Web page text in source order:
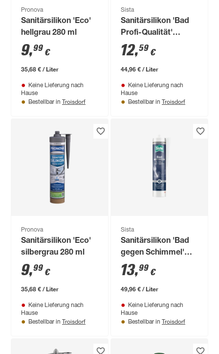
Pronova
Sanitärsilikon 'Eco'
hellgrau 280 ml
9,99 €
35,68 € / Liter
Keine Lieferung nach
Hause
Bestellbar in Troisdorf
Sista
Sanitärsilikon 'Bad
Profi-Qualität'
silbergrau 280 ml
12,59 €
44,96 € / Liter
Keine Lieferung nach
Hause
Bestellbar in Troisdorf
Pronova
Sanitärsilikon 'Eco'
silbergrau 280 ml
9,99 €
35,68 € / Liter
Keine Lieferung nach
Hause
Bestellbar in Troisdorf
Sista
Sanitärsilikon 'Bad
gegen Schimmel'
grau 280 ml
13,99 €
49,96 € / Liter
Keine Lieferung nach
Hause
Bestellbar in Troisdorf